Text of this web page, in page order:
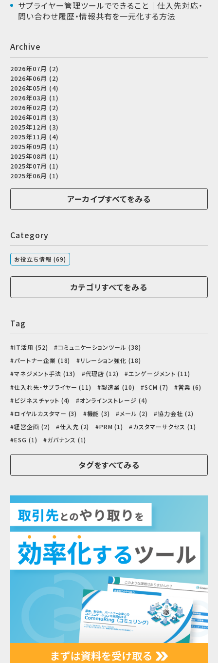
サプライヤー管理ツールでできること｜仕入先対応・
問い合わせ履歴・情報共有を一元化する方法
Archive
2026年07月 (2)
2026年06月 (2)
2026年05月 (4)
2026年03月 (1)
2026年02月 (2)
2026年01月 (3)
2025年12月 (3)
2025年11月 (4)
2025年09月 (1)
2025年08月 (1)
2025年07月 (1)
2025年06月 (1)
アーカイブすべてをみる
Category
お役立ち情報 (69)
カテゴリすべてをみる
Tag
IT活用 (52)
コミュニケーションツール (38)
パートナー企業 (18)
リレーション強化 (18)
マネジメント手法 (13)
代理店 (12)
エンゲージメント (11)
仕入れ先・サプライヤー (11)
製造業 (10) SCM (7)
営業 (6)
ビジネスチャット (4)
オンラインストレージ (4)
ロイヤルカスタマー (3)
機能 (3) メール (2)
協力会社 (2)
経営企画 (2)
仕入先 (2) PRM (1)
カスタマーサクセス (1)
ESG (1)
ガバナンス (1)
タグをすべてみる